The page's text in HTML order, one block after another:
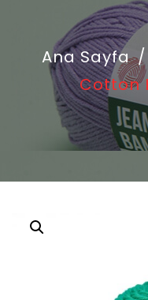
Ana Sayfa /
Cotton